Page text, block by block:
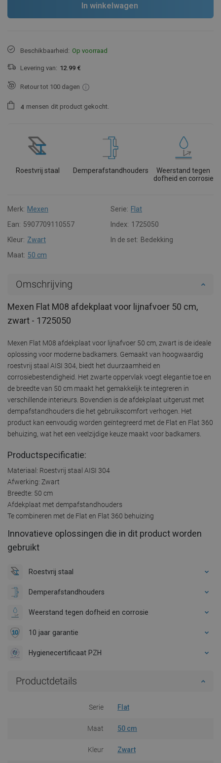
In winkelwagen
Beschikbaarheid: Op voorraad
Levering van: 12.99 €
Retour tot 100 dagen
4 mensen dit product gekocht.
Roestvrij staal Demperafstandhouders
Weerstand tegen
dofheid en corrosie
Merk: Mexen Serie: Flat
Ean: 5907709110557 Index: 1725050
Kleur: Zwart In de set: Bedekking
Maat: 50 cm
Omschrijving
Mexen Flat M08 afdekplaat voor lijnafvoer 50 cm,
zwart - 1725050
Mexen Flat M08 afdekplaat voor lijnafvoer 50 cm, zwart is de ideale
oplossing voor moderne badkamers. Gemaakt van hoogwaardig
roestvrij staal AISI 304, biedt het duurzaamheid en
corrosiebestendigheid. Het zwarte oppervlak voegt elegantie toe en
de breedte van 50 cm maakt het gemakkelijk te integreren in
verschillende interieurs. Bovendien is de afdekplaat uitgerust met
dempafstandhouders die het gebruikscomfort verhogen. Het
product kan eenvoudig worden geïntegreerd met de Flat en Flat 360
behuizing, wat het een veelzijdige keuze maakt voor badkamers.
Productspecificatie:
Materiaal: Roestvrij staal AISI 304
Afwerking: Zwart
Breedte: 50 cm
Afdekplaat met dempafstandhouders
Te combineren met de Flat en Flat 360 behuizing
Innovatieve oplossingen die in dit product worden
gebruikt
Roestvrij staal
Demperafstandhouders
Weerstand tegen dofheid en corrosie
10 jaar garantie
Hygienecertificaat PZH
Productdetails
Serie Flat
Maat 50 cm
Kleur Zwart